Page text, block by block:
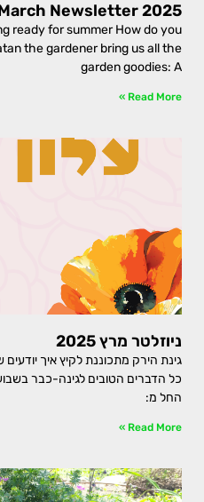
Newsletter 2025
ready for summer How do you
the gardener bring us all the
garden goodies: A
Read More »
ניוזלטר מרץ 2025
גינת הירק מתכוננת לקיץ איך
כל הדברים הטובים לגינה-כבר
החל מ:
Read More »